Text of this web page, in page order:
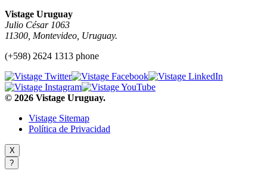
Vistage Uruguay
Julio César 1063
11300, Montevideo, Uruguay.
(+598) 2624 1313 phone
© 2026 Vistage Uruguay.
Vistage Sitemap
Política de Privacidad
X
?